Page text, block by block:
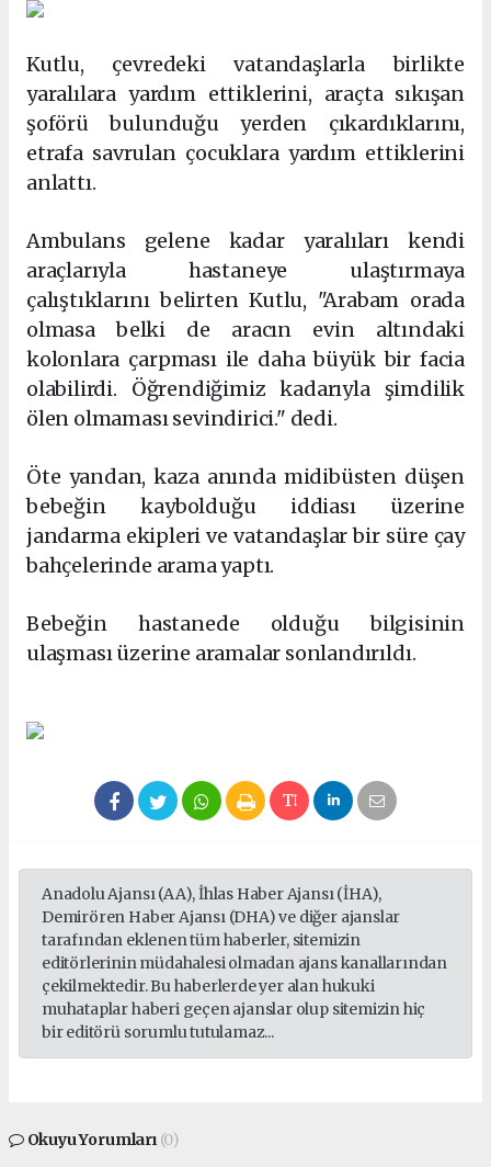
Kutlu, çevredeki vatandaşlarla birlikte
yaralılara yardım ettiklerini, araçta sıkışan
şoförü bulunduğu yerden çıkardıklarını,
etrafa savrulan çocuklara yardım ettiklerini
anlattı.
Ambulans gelene kadar yaralıları kendi
araçlarıyla hastaneye ulaştırmaya
çalıştıklarını belirten Kutlu, "Arabam orada
olmasa belki de aracın evin altındaki
kolonlara çarpması ile daha büyük bir facia
olabilirdi. Öğrendiğimiz kadarıyla şimdilik
ölen olmaması sevindirici." dedi.
Öte yandan, kaza anında midibüsten düşen
bebeğin kaybolduğu iddiası üzerine
jandarma ekipleri ve vatandaşlar bir süre çay
bahçelerinde arama yaptı.
Bebeğin hastanede olduğu bilgisinin
ulaşması üzerine aramalar sonlandırıldı.
Anadolu Ajansı (AA), İhlas Haber Ajansı (İHA),
Demirören Haber Ajansı (DHA) ve diğer ajanslar
tarafından eklenen tüm haberler, sitemizin
editörlerinin müdahalesi olmadan ajans kanallarından
çekilmektedir. Bu haberlerde yer alan hukuki
muhataplar haberi geçen ajanslar olup sitemizin hiç
bir editörü sorumlu tutulamaz...
Okuyu Yorumları (0)